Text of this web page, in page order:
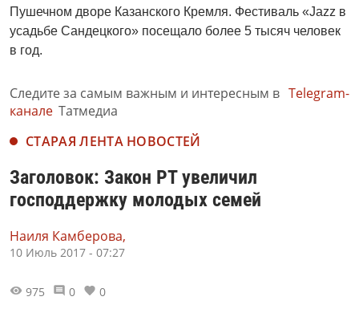
Пушечном дворе Казанского Кремля. Фестиваль «Jazz в
усадьбе Сандецкого» посещало более 5 тысяч человек
в год.
Следите за самым важным и интересным в Telegram-
канале Татмедиа
СТАРАЯ ЛЕНТА НОВОСТЕЙ
Заголовок: Закон РТ увеличил
господдержку молодых семей
Наиля Камберова,
10 Июль 2017 - 07:27
975 0 0